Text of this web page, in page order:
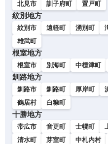
北見市 訓子府町 置戸町
紋別地方
紋別市 遠軽町 湧別町
雄武町
根室地方
根室市 別海町 中標津町
釧路地方
釧路市 釧路町 厚岸町
鶴居村
白糠町
十勝地方
帯広市 音更町 士幌町
清水町
芽室町 中札内村